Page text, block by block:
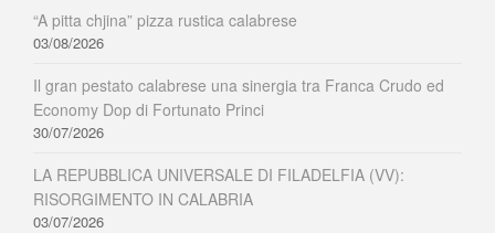
“A pitta chjina” pizza rustica calabrese
03/08/2026
Il gran pestato calabrese una sinergia tra Franca Crudo ed
Economy Dop di Fortunato Princi
30/07/2026
LA REPUBBLICA UNIVERSALE DI FILADELFIA (VV):
RISORGIMENTO IN CALABRIA
03/07/2026